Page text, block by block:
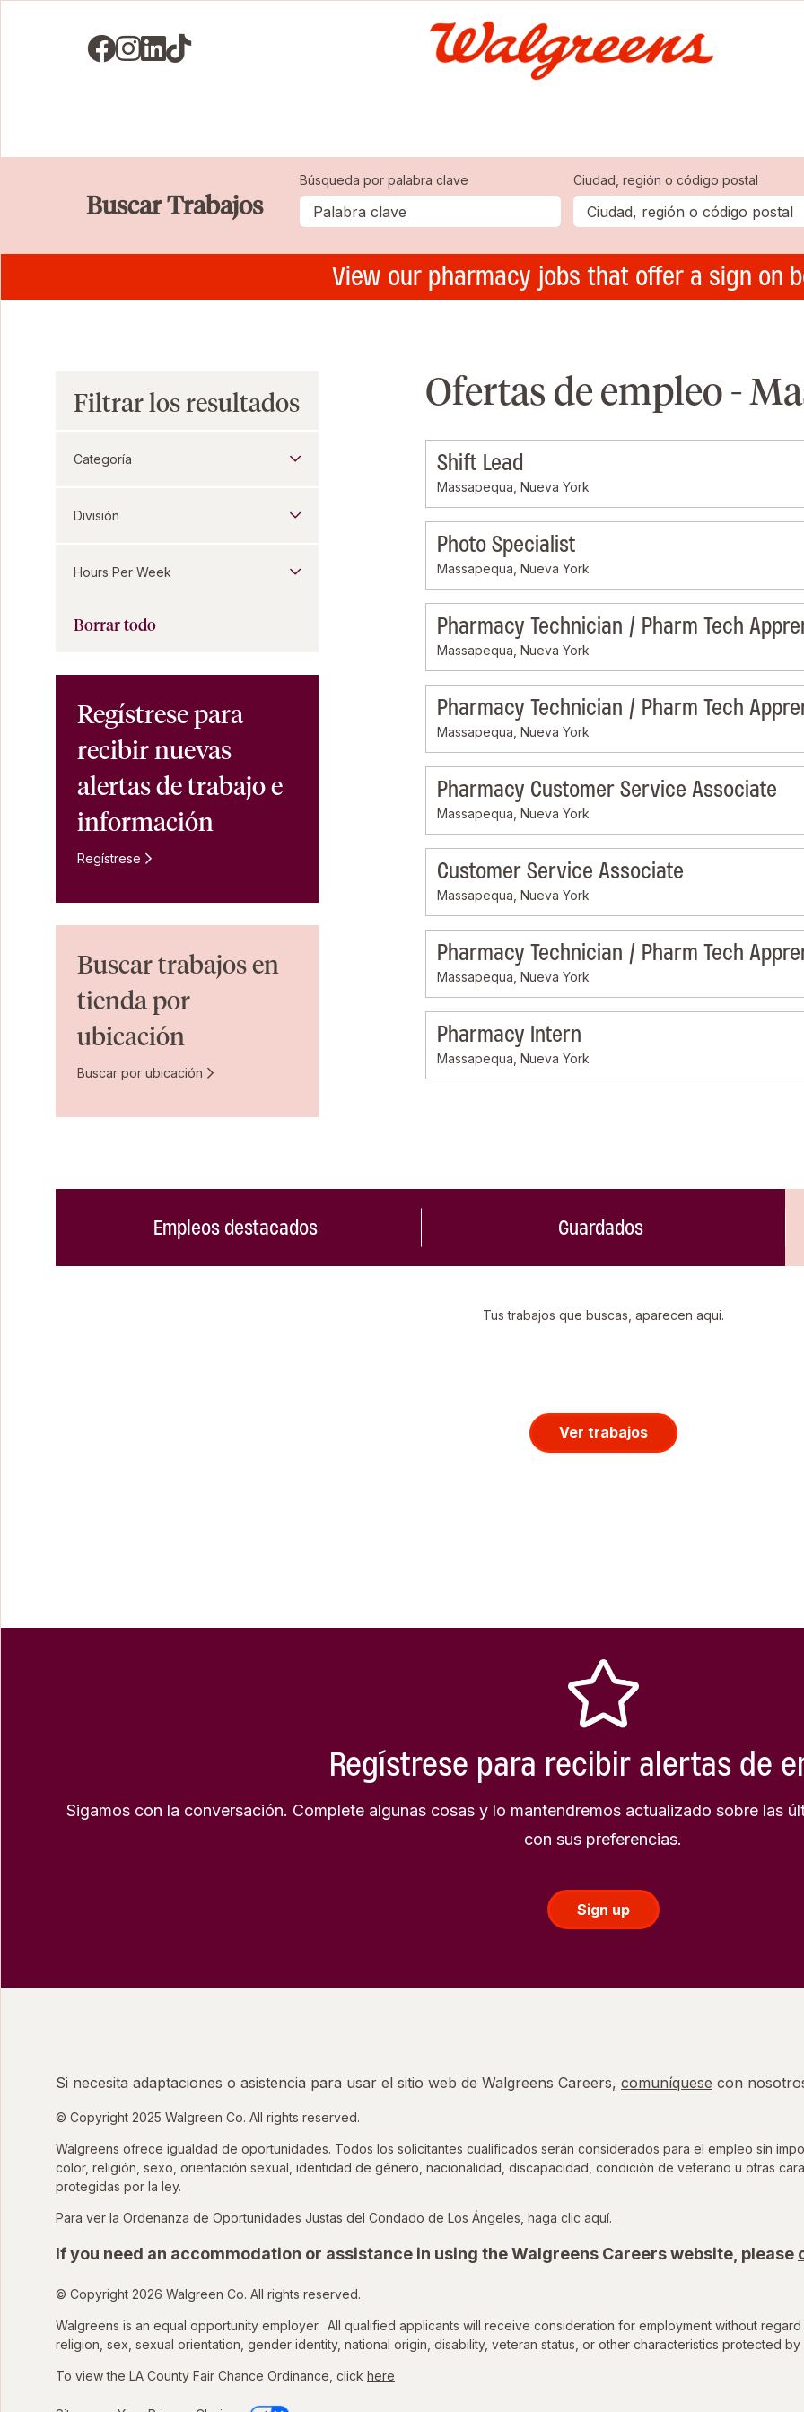
Visit us on Facebook
Visit us on Instagram
Visit us on LinkedIN
Visit us on TikTok
Buscar Trabajos
Búsqueda por palabra clave Ciudad, región o código postal
View our pharmacy jobs that offer a sign on
Ofertas de empleo -
Shift Lead
Massapequa, Nueva York
Photo Specialist
Massapequa, Nueva York
Pharmacy Technician / Pharm Tech
Massapequa, Nueva York
Pharmacy Technician / Pharm Tech
Massapequa, Nueva York
Pharmacy Customer Service Associate
Massapequa, Nueva York
Customer Service Associate
Massapequa, Nueva York
Pharmacy Technician / Pharm Tech
Massapequa, Nueva York
Pharmacy Intern
Massapequa, Nueva York
Filtrar los resultados
Categoría
División
Hours Per Week
Borrar todo
Regístrese para
recibir nuevas
alertas de trabajo e
información
Regístrese
Buscar trabajos en
tienda por
ubicación
Buscar por ubicación
Empleos destacados Guardados
Tus trabajos que buscas, aparecen aqui.
Ver trabajos
Regístrese para recibir alertas de
Sigamos con la conversación. Complete algunas cosas y lo mantendremos actualizado sobre las
con sus preferencias.
Sign up
Si necesita adaptaciones o asistencia para usar el sitio web de Walgreens Careers, comuníquese con
© Copyright 2025 Walgreen Co. All rights reserved.
Walgreens ofrece igualdad de oportunidades. Todos los solicitantes cualificados serán considerados para el empleo sin
color, religión, sexo, orientación sexual, identidad de género, nacionalidad, discapacidad, condición de veterano u otras
protegidas por la ley.
Para ver la Ordenanza de Oportunidades Justas del Condado de Los Ángeles, haga clic aquípara ver la Ordenanza de
.
If you need an accommodation or assistance in using the Walgreens Careers website, please
© Copyright 2026 Walgreen Co. All rights reserved.
Walgreens is an equal opportunity employer. All qualified applicants will receive consideration for employment without regard
religion, sex, sexual orientation, gender identity, national origin, disability, veteran status, or other characteristics protected by
To view the LA County Fair Chance Ordinance, click here